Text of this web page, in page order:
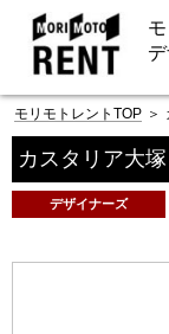
モリモトレントTOP ＞
カスタリア大
デザイナーズ